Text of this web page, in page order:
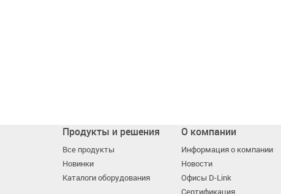
Продукты и решения
Все продукты
Новинки
Каталоги оборудования
О компании
Информация о компании
Новости
Офисы D-Link
Сертификация